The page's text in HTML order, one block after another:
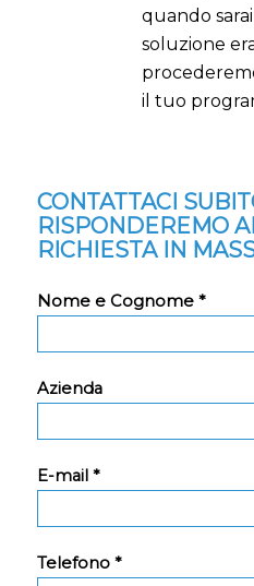
quando
soluzione
il tuo
CONTATTACI
RISPONDEREMO
RICHIESTA IN
Nome e Cognome *
Azienda
E-mail *
Telefono *